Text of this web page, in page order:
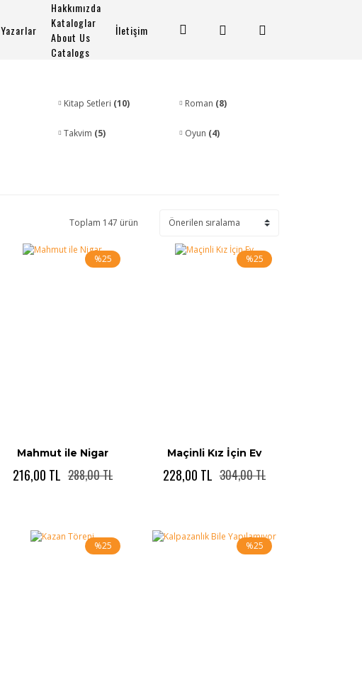
Yazarlar
Hakkımızda
Kataloglar
About Us
Catalogs
İletişim
Kitap Setleri (10) Roman (8)
Takvim (5) Oyun (4)
Toplam 147 ürün
%25
Mahmut ile Nigar
216,00 TL 288,00 TL
%25
Maçinli Kız İçin Ev
228,00 TL 304,00 TL
%25 %25